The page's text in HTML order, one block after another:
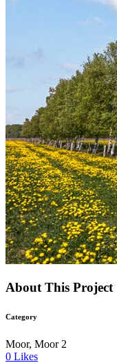
About This Project
Category
Moor, Moor 2
0 Likes